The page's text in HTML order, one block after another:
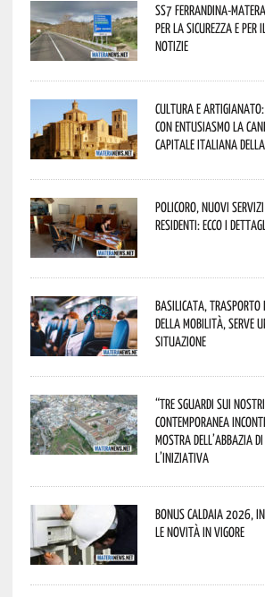
SS7 Ferrandina-
per la sicurezza e per
notizie
Cultura e Artigianato:
con entusiasmo la
Capitale Italiana
Policoro, nuovi
residenti: ecco i
Basilicata, trasporto
della mobilità, serve
situazione
“Tre Sguardi sui
contemporanea
mostra dell’Abbazia
L’iniziativa
Bonus caldaia 2026,
le novità in vigore